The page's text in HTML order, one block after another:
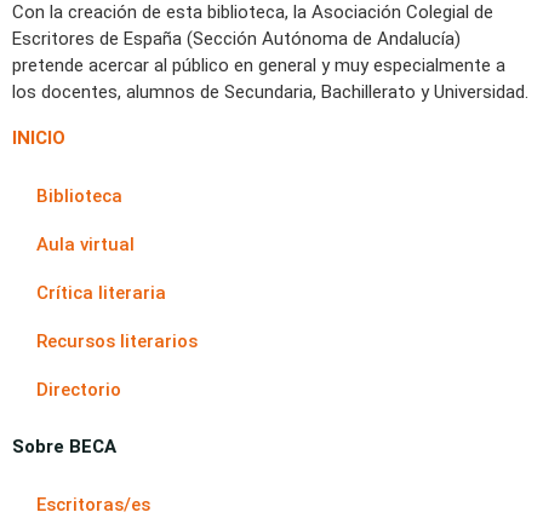
Con la creación de esta biblioteca, la Asociación Colegial de
Escritores de España (Sección Autónoma de Andalucía)
pretende acercar al público en general y muy especialmente a
los docentes, alumnos de Secundaria, Bachillerato y Universidad.
INICIO
Biblioteca
Aula virtual
Crítica literaria
Recursos literarios
Directorio
Sobre BECA
Escritoras/es